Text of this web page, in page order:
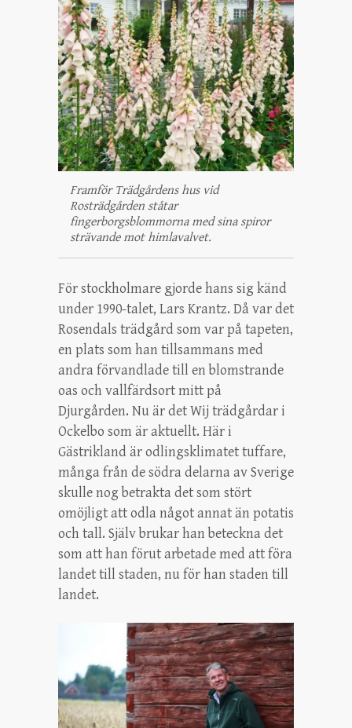
Framför Trädgårdens hus vid
Rosträdgården ståtar
fingerborgsblommorna med sina spiror
strävande mot himlavalvet.
För stockholmare gjorde hans sig känd
under 1990-talet, Lars Krantz. Då var det
Rosendals trädgård som var på tapeten,
en plats som han tillsammans med
andra förvandlade till en blomstrande
oas och vallfärdsort mitt på
Djurgården. Nu är det Wij trädgårdar i
Ockelbo som är aktuellt. Här i
Gästrikland är odlingsklimatet tuffare,
många från de södra delarna av Sverige
skulle nog betrakta det som stört
omöjligt att odla något annat än potatis
och tall. Själv brukar han beteckna det
som att han förut arbetade med att föra
landet till staden, nu för han staden till
landet.